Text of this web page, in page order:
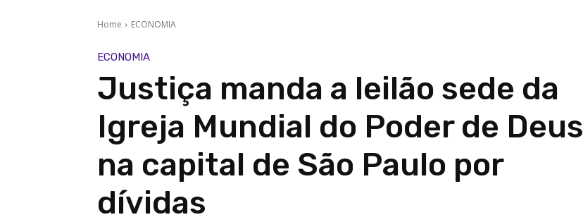
Home ECONOMIA
ECONOMIA
Justiça manda a leilão sede da
Igreja Mundial do Poder de Deus
na capital de São Paulo por
dívidas